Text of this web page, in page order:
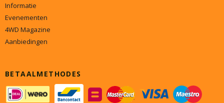
Informatie
Evenementen
4WD Magazine
Aanbiedingen
BETAALMETHODES